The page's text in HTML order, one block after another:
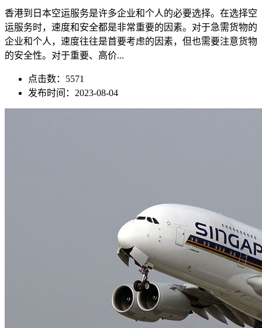
香港到日本空运服务是许多企业和个人的必要选择。在选择空
运服务时，速度和安全都是非常重要的因素。对于急需货物的
企业和个人，速度往往是首要考虑的因素，但也需要注意货物
的安全性。对于重要、高价...
点击数：5571
发布时间：2023-08-04